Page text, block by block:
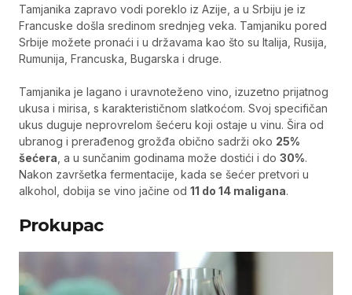
Tamjanika zapravo vodi poreklo iz Azije, a u Srbiju je iz
Francuske došla sredinom srednjeg veka. Tamjaniku pored
Srbije možete pronaći i u državama kao što su Italija, Rusija,
Rumunija, Francuska, Bugarska i druge.
Tamjanika je lagano i uravnoteženo vino, izuzetno prijatnog
ukusa i mirisa, s karakterističnom slatkoćom. Svoj specifičan
ukus duguje neprovrelom šećeru koji ostaje u vinu. Šira od
ubranog i prerađenog grožđa obično sadrži oko 25%
šećera , a u sunčanim godinama može dostići i do 30%.
Nakon završetka fermentacije, kada se šećer pretvori u
alkohol, dobija se vino jačine od 11 do 14 maligana.
Prokupac